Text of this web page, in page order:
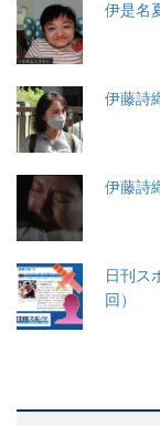
伊是名
伊藤詩
伊藤詩
日刊ス
回）